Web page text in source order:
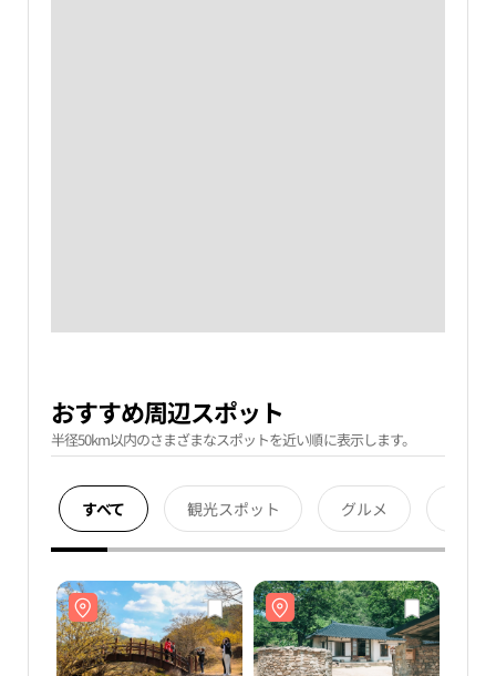
おすすめ周辺スポット
半径50km以内のさまざまなスポットを近い順に表示します。
すべて 観光スポット グルメ